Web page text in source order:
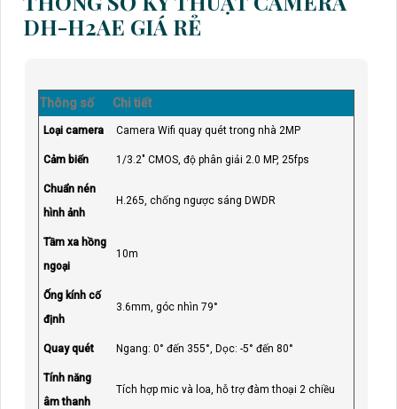
DH-H2AE GIÁ RẺ
Thông số Chi tiết
Loại camera Camera Wifi quay quét trong nhà 2MP
Cảm biến 1/3.2" CMOS, độ phân giải 2.0 MP, 25fps
Chuẩn nén
hình ảnh
H.265, chống ngược sáng DWDR
Tầm xa hồng
ngoại
10m
Ống kính cố
định
3.6mm, góc nhìn 79°
Quay quét Ngang: 0° đến 355°, Dọc: -5° đến 80°
Tính năng
âm thanh
Tích hợp mic và loa, hỗ trợ đàm thoại 2 chiều